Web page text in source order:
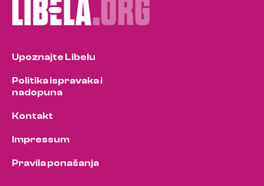
Upoznajte Libelu
Politika ispravaka i
nadopuna
Kontakt
Impressum
Pravila ponašanja